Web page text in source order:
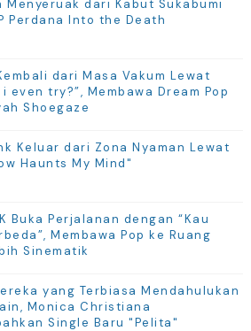
Menyeruak dari Kabut Sukabumi
Perdana Into the Death
dari Masa Vakum Lewat
i even try?”, Membawa Dream Pop
Shoegaze
Keluar dari Zona Nyaman Lewat
Haunts My Mind"
Buka Perjalanan dengan “Kau
Membawa Pop ke Ruang
Sinematik
yang Terbiasa Mendahulukan
Monica Christiana
Single Baru "Pelita"